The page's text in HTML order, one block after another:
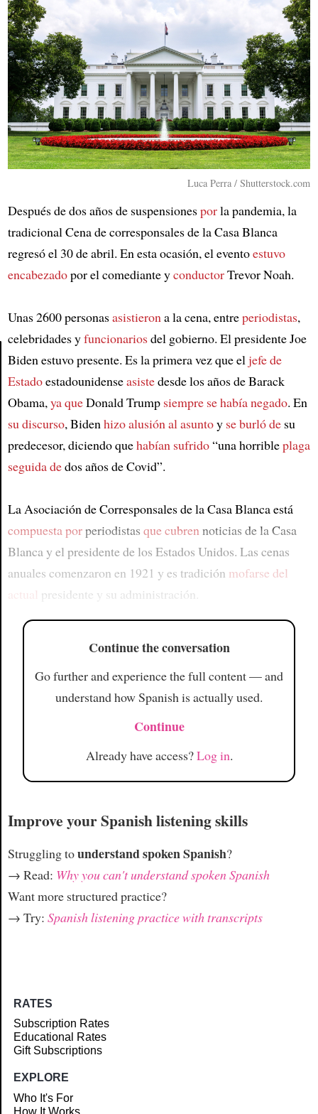
Article
Luca Perra / Shutterstock.com
Después de dos años de suspensionesporla pandemia, la
tradicional Cena de corresponsales de la Casa Blanca
regresó el 30 de abril. En esta ocasión, el eventoestuvo
encabezadopor el comediante yconductorTrevor Noah.
Unas 2600 personasasistieron a la cena, entreperiodistas,
celebridades yfuncionariosdel gobierno. El presidente Joe
Biden estuvo presente. Es la primera vez que el jefe de
Estadoestadounidenseasistedesde los años de Barack
Obama, ya queDonald Trump siempre se había negado. En
su discurso, Biden hizo alusión al asuntoy se burló desu
predecesor, diciendo quehabían sufrido“una horribleplaga
seguida dedos años de Covid”.
La Asociación de Corresponsales de la Casa Blanca está
compuesta porperiodistas que cubren noticias de la Casa
Blanca y el presidente de los Estados Unidos. Las cenas
anuales comenzaron en 1921 y es tradición mofarse del
actual presidente y su administración.
Continue the conversation
Go further and experience the full content — and
understand how Spanish is actually used.
Continue
Already have access?Log in.
Improve your Spanish listening skills
Struggling tounderstand spoken Spanish?
→ Read: Why you can't understand spoken Spanish
Want more structured practice?
→ Try: Spanish listening practice with transcripts
RATES
Subscription Rates
Educational Rates
Gift Subscriptions
EXPLORE
Who It's For
How It Works